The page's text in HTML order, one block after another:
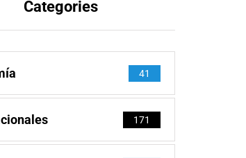
Categories
41
171